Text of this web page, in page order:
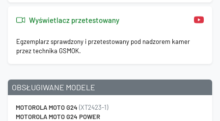
Wyświetlacz przetestowany
Egzemplarz sprawdzony i przetestowany pod nadzorem kamer
przez technika GSMOK.
OBSŁUGIWANE MODELE
MOTOROLA MOTO G24 (XT2423-1)
MOTOROLA MOTO G24 POWER